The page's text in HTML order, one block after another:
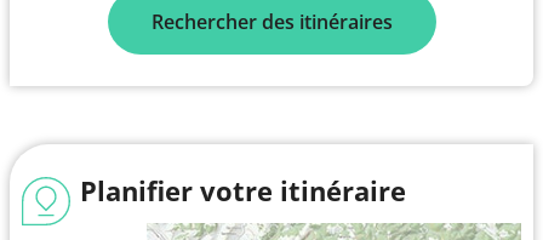
Rechercher des itinéraires
Planifier votre itinéraire